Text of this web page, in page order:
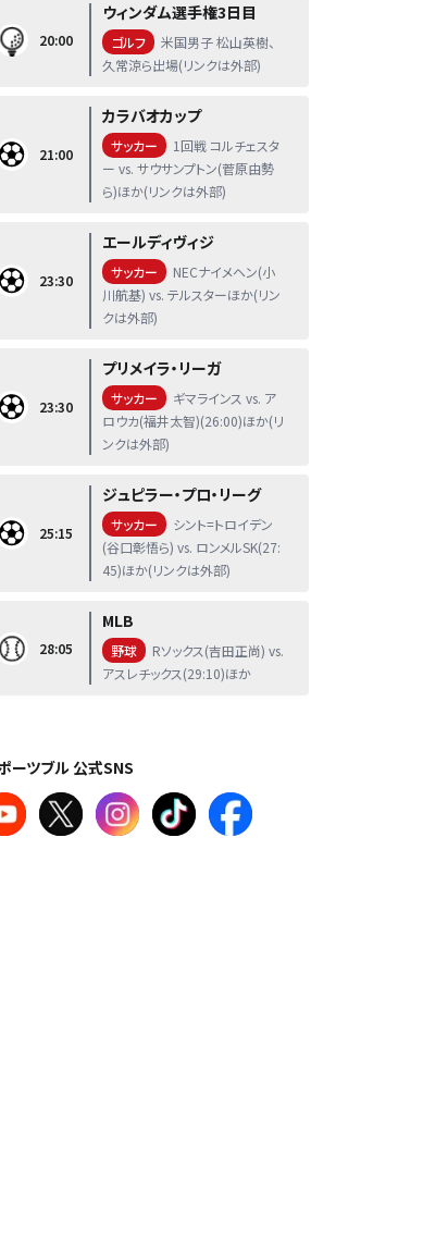
20:00
ウィンダム選手権3日目
ゴルフ
米国男子 松山英樹、
久常涼ら出場(リンクは外部)
21:00
カラバオカップ
サッカー
1回戦 コルチェスタ
ー vs. サウサンプトン(菅原由勢
ら)ほか(リンクは外部)
23:30
エールディヴィジ
サッカー
NECナイメヘン(小
川航基) vs. テルスターほか(リン
クは外部)
23:30
プリメイラ・リーガ
サッカー
ギマラインス vs. ア
ロウカ(福井太智)(26:00)ほか(リ
ンクは外部)
25:15
ジュピラー・プロ・リーグ
サッカー
シント=トロイデン
(谷口彰悟ら) vs. ロンメルSK(27:
45)ほか(リンクは外部)
28:05
MLB
野球
Rソックス(吉田正尚) vs.
アスレチックス(29:10)ほか
ーツブル 公式SNS